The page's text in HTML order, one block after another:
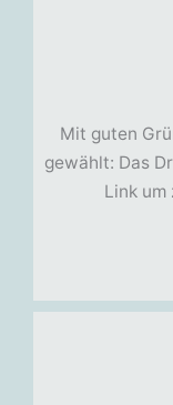
Mit guten
gewählt: Das
Link um